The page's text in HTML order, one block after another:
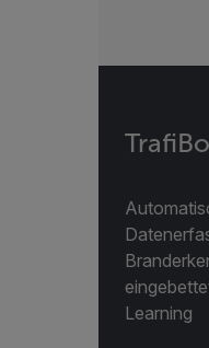
Learning